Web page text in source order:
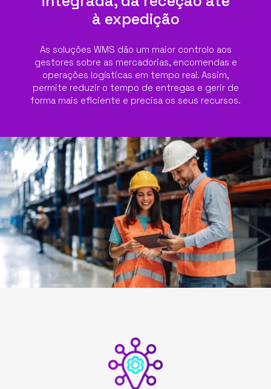
à expedição
As soluções WMS dão um maior controlo aos
gestores sobre as mercadorias, encomendas e
operações logísticas em tempo real. Assim,
permite reduzir o tempo de entregas e gerir de
forma mais eficiente e precisa os seus recursos.